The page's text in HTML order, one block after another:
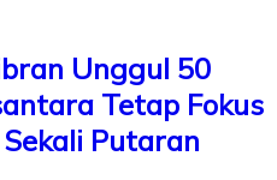
Unggul 50
Tetap Fokus
Putaran